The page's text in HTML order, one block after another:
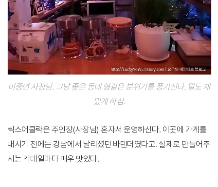
미중년 사장님. 그냥 좋은 동네 형같은 분위기를 풍기신다. 말도 재
밌게 하심.
씩스어클락은 주인장(사장님) 혼자서 운영하신다. 이곳에 가게를
내시기 전에는 강남에서 날리셨던 바텐더였다고. 실제로 만들어주
시는 칵테일마다 매우 맛있다.